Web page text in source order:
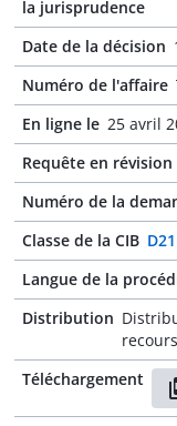
la jurisprudence
Date de la décision
Numéro de l'affaire
En ligne le 25 avril
Requête en révision
Numéro de la
Classe de la CIB
Langue de la
Distribution
Téléchargement